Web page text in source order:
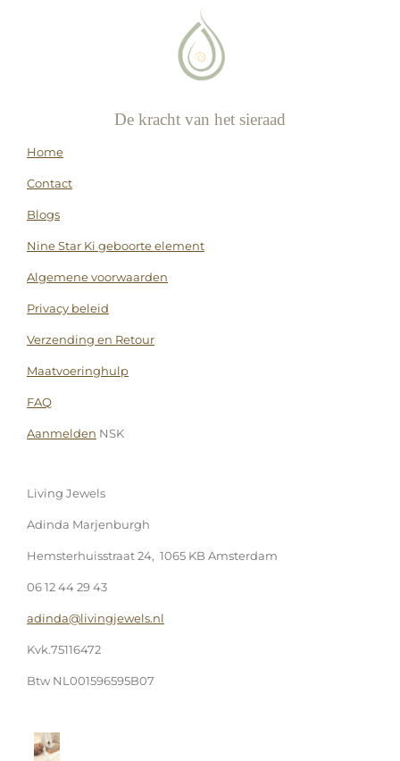
De kracht van het sieraad
Home
Contact
Blogs
Nine Star Ki geboorte element
Algemene voorwaarden
Privacy beleid
Verzending en Retour
Maatvoeringhulp
FAQ
Aanmelden NSK
Living Jewels
Adinda Marjenburgh
Hemsterhuisstraat 24, 1065 KB Amsterdam
06 12 44 29 43
adinda@livingjewels.nl
Kvk.75116472
Btw NL001596595B07